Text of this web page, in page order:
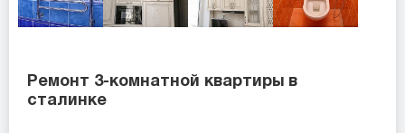
Ремонт 3-комнатной квартиры в
сталинке